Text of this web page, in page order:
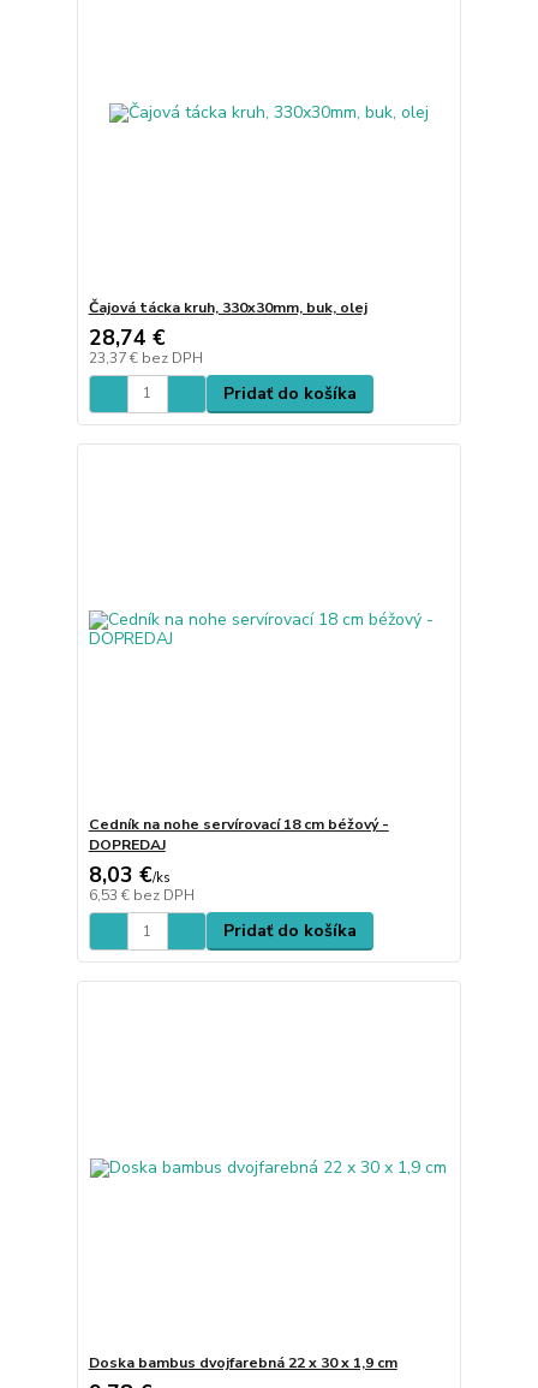
Čajová tácka kruh, 330x30mm, buk, olej
28,74 €
23,37 € bez DPH
Pridať do košíka
Cedník na nohe servírovací 18 cm béžový -
DOPREDAJ
8,03 €/ks
6,53 € bez DPH
Pridať do košíka
Doska bambus dvojfarebná 22 x 30 x 1,9 cm